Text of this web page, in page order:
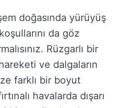
doğasında yürüyüş
da göz
Rüzgarlı bir
ve dalgaların
farklı bir boyut
havalarda dışarı